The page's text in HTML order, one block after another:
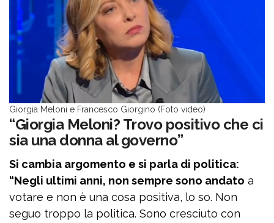
Giorgia Meloni e Francesco Giorgino (Foto video)
“Giorgia Meloni? Trovo positivo che ci
sia una donna al governo”
Si cambia argomento e si parla di politica:
“Negli ultimi anni, non sempre sono andato a
votare e non è una cosa positiva, lo so. Non
seguo troppo la politica. Sono cresciuto con